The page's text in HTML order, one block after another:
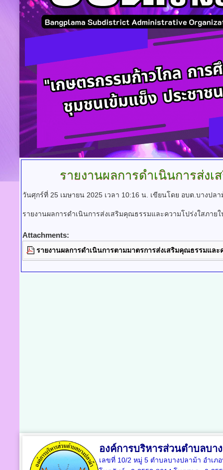
รายงานผลการดำเนินการส่ง
วันศุกร์ที่ 25 เมษายน 2025 เวลา 10:16 น. เขียนโดย อบต.บางปลา
รายงานผลการดำเนินการส่งเสริมคุณธรรมและความโปร่งใสภาย
Attachments:
รายงานผลการดำเนินการตามมาตรการส่งเสริมคุณธรรมแล
องค์การบริหารส่วนตำบลบา
เลขที่ 10/2 หมู่ 5 ตำบลบางปลาม้า อำเ